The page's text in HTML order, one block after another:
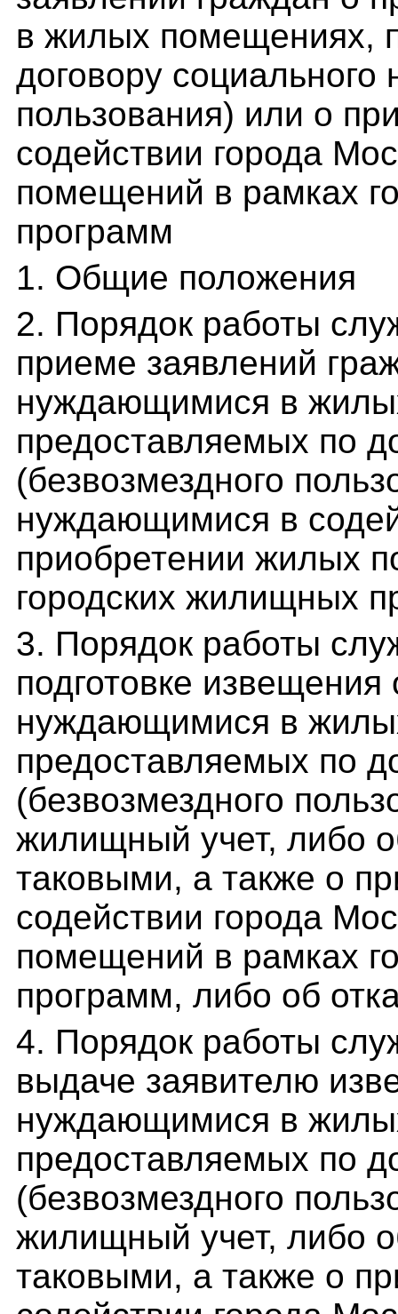
в жилых помещениях,
договору социального
пользования) или о
содействии города
помещений в рамках
программ
1. Общие положения
2. Порядок работы
приеме заявлений
нуждающимися в
предоставляемых по
(безвозмездного
нуждающимися в
приобретении жилых
городских жилищных
3. Порядок работы
подготовке
нуждающимися в
предоставляемых по
(безвозмездного
жилищный учет, либо
таковыми, а также о
содействии города
помещений в рамках
программ, либо об
4. Порядок работы
выдаче заявителю
нуждающимися в
предоставляемых по
(безвозмездного
жилищный учет, либо
таковыми, а также о